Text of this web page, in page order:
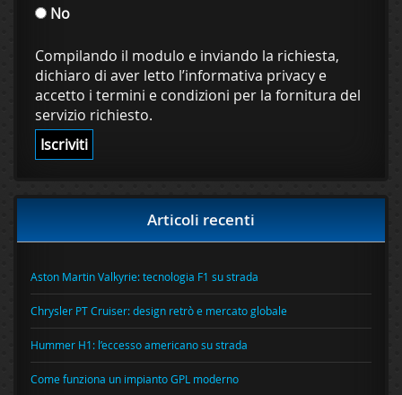
No
Compilando il modulo e inviando la richiesta,
dichiaro di aver letto l’informativa privacy e
accetto i termini e condizioni per la fornitura del
servizio richiesto.
Articoli recenti
Aston Martin Valkyrie: tecnologia F1 su strada
Chrysler PT Cruiser: design retrò e mercato globale
Hummer H1: l’eccesso americano su strada
Come funziona un impianto GPL moderno